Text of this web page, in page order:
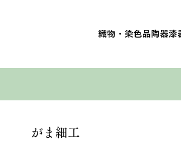
織物・染色品 陶器漆
がま細工